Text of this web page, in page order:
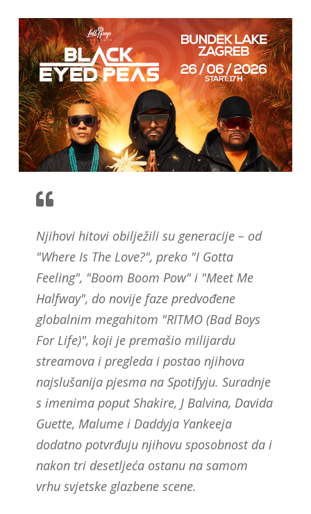
Njihovi hitovi obilježili su generacije – od
"Where Is The Love?", preko "I Gotta
Feeling", "Boom Boom Pow" i "Meet Me
Halfway", do novije faze predvođene
globalnim megahitom "RITMO (Bad Boys
For Life)", koji je premašio milijardu
streamova i pregleda i postao njihova
najslušanija pjesma na Spotifyju. Suradnje
s imenima poput Shakire, J Balvina, Davida
Guette, Malume i Daddyja Yankeeja
dodatno potvrđuju njihovu sposobnost da i
nakon tri desetljeća ostanu na samom
vrhu svjetske glazbene scene.